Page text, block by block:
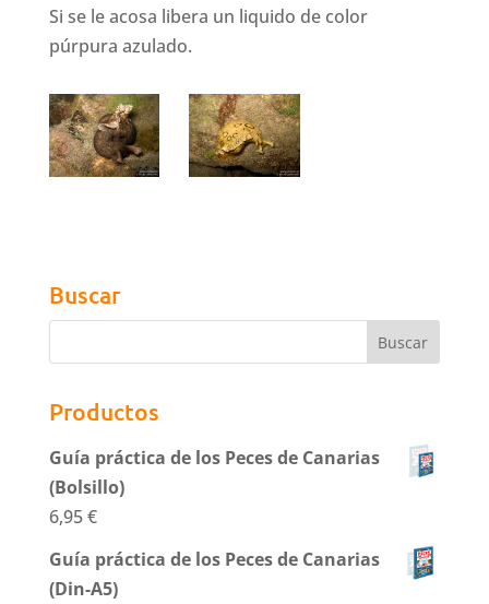
Si se le acosa libera un liquido de color
púrpura azulado.
Buscar
Productos
Guía práctica de los Peces de Canarias
(Bolsillo)
6,95€
Guía práctica de los Peces de Canarias
(Din-A5)